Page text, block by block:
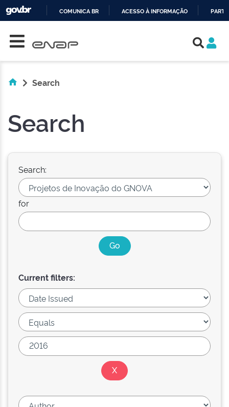
COMUNICA BR ACESSO À INFORMAÇÃO
Search
Search
Search:
for
Current filters: